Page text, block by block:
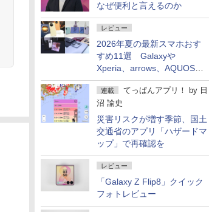
なぜ便利と言えるのか
レビュー
2026年夏の最新スマホおす
すめ11選 Galaxyや
Xperia、arrows、AQUOSな
ど注目機種の特徴は
連載 てっぱんアプリ！ by 日
沼 諭史
災害リスクが増す季節、国土
交通省のアプリ「ハザードマ
ップ」で再確認を
レビュー
「Galaxy Z Flip8」クイック
フォトレビュー